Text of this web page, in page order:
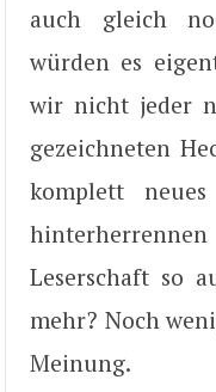
auch gleich
würden es
wir nicht jeder
gezeichneten
komplett
Leserschaft so
mehr? Noch
Meinung.